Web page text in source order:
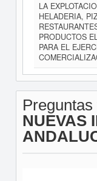
LA
HELADERIA,
PRODUCTOS
PARA EL
NUEVAS